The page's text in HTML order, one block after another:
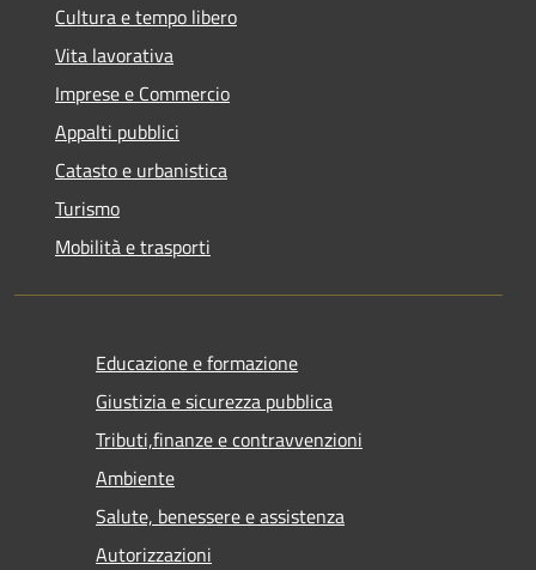
Cultura e tempo libero
Vita lavorativa
Imprese e Commercio
Appalti pubblici
Catasto e urbanistica
Turismo
Mobilità e trasporti
Educazione e formazione
Giustizia e sicurezza pubblica
Tributi,finanze e contravvenzioni
Ambiente
Salute, benessere e assistenza
Autorizzazioni